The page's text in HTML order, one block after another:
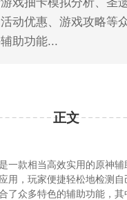
戏抽卡模拟分析、圣
动优惠、游戏攻略等
助功能...
正文
一款相当高效实用的原神辅
用，玩家便捷轻松地检测自
了众多特色的辅助功能，